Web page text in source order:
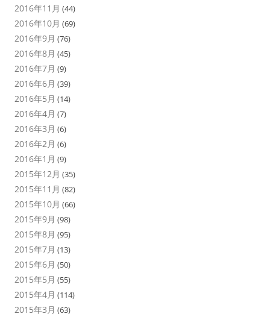
2016年11月 (44)
2016年10月 (69)
2016年9月 (76)
2016年8月 (45)
2016年7月 (9)
2016年6月 (39)
2016年5月 (14)
2016年4月 (7)
2016年3月 (6)
2016年2月 (6)
2016年1月 (9)
2015年12月 (35)
2015年11月 (82)
2015年10月 (66)
2015年9月 (98)
2015年8月 (95)
2015年7月 (13)
2015年6月 (50)
2015年5月 (55)
2015年4月 (114)
2015年3月 (63)